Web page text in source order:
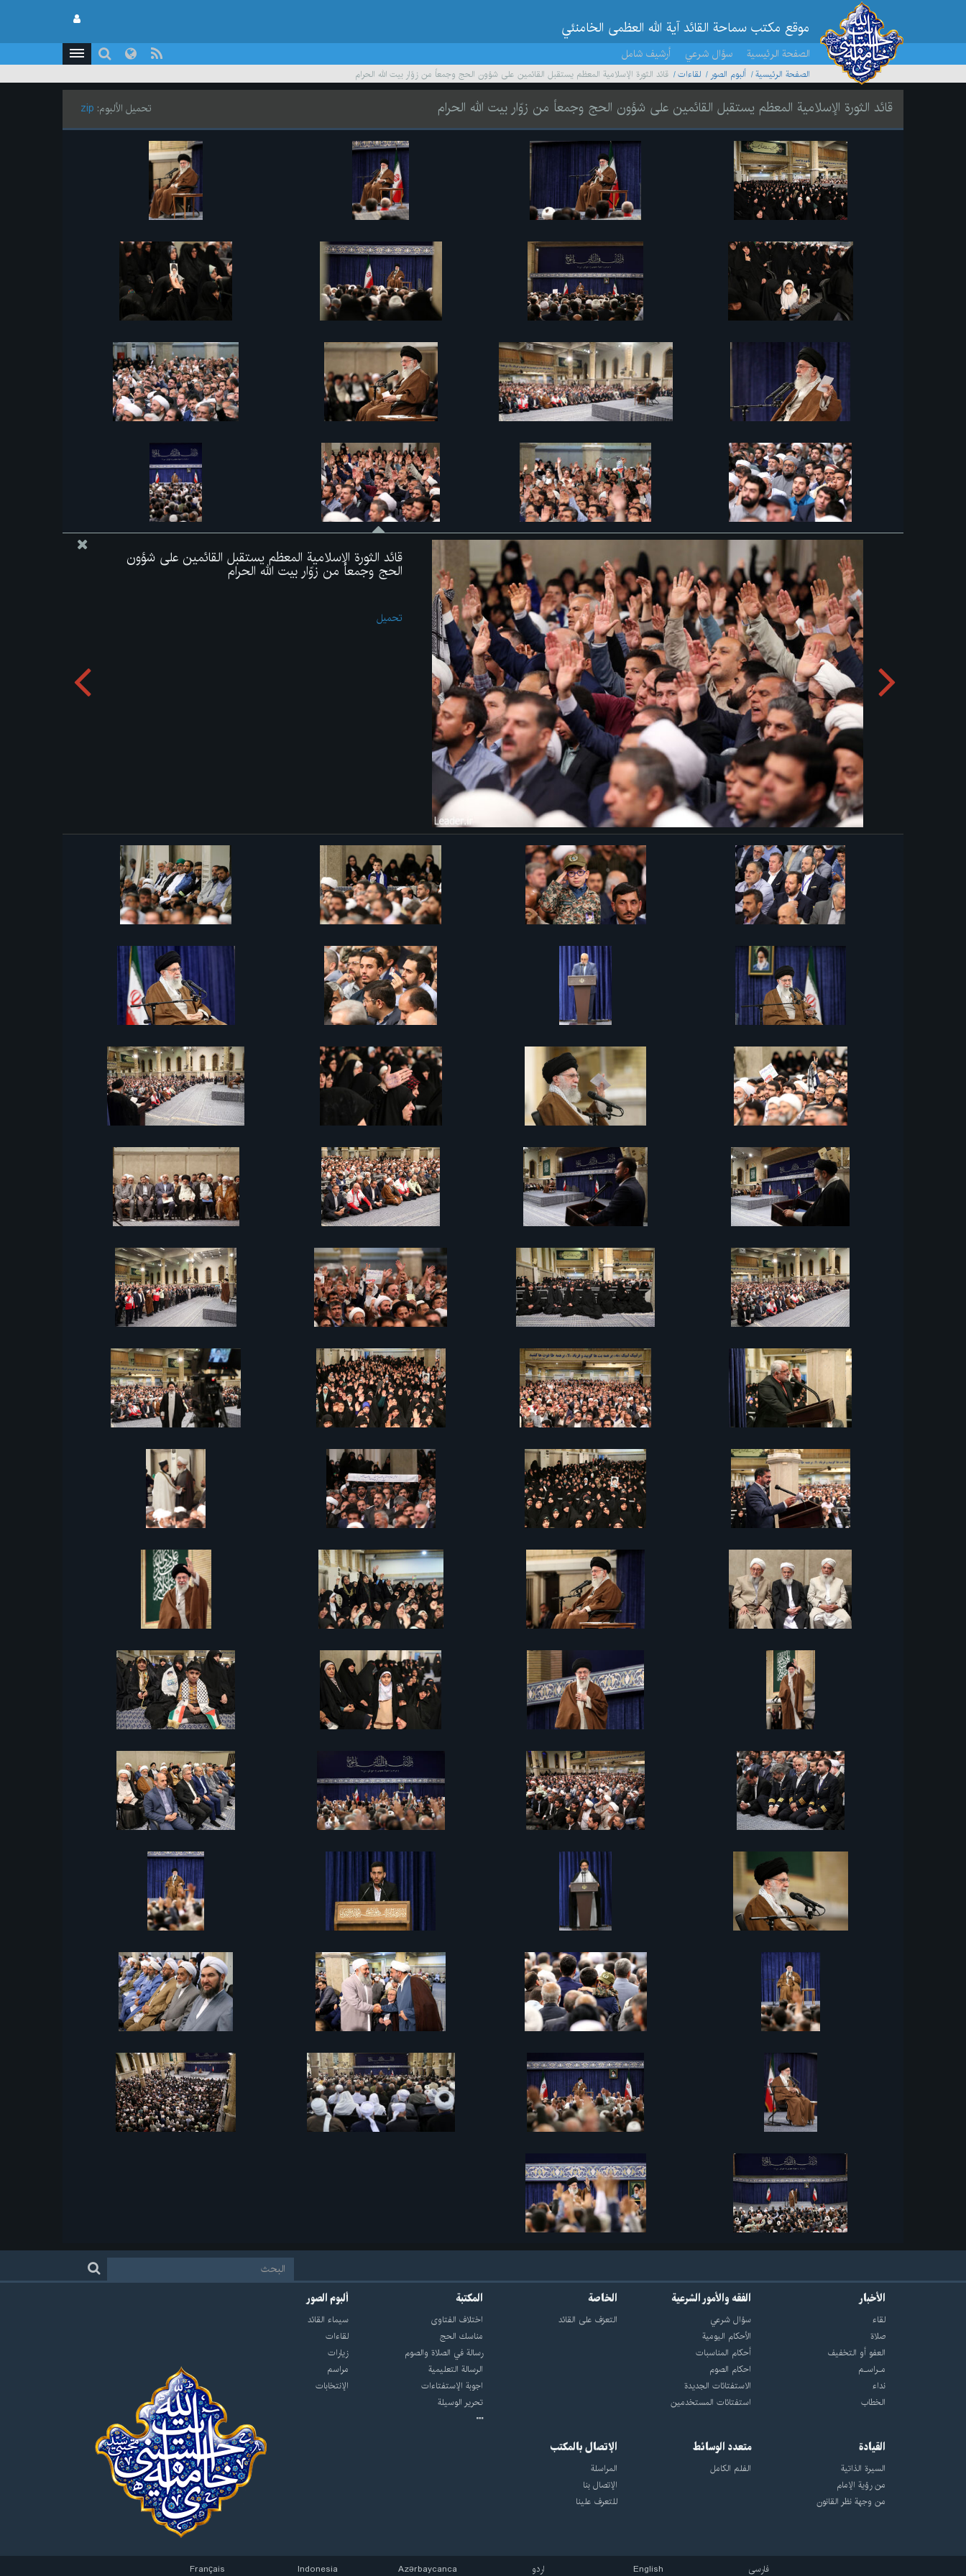
موقع مکتب سماحة القائد آية الله العظمى الخامنئي
الصفحة الرئيسية سؤال شرعي أرشيف شامل
الصفحة الرئيسية ألبوم الصور لقاءات قائد الثورة الإسلامية المعظم يستقبل القائمين على شؤون الحج وجمعاً من زوّار بيت الله الحرام
قائد الثورة الإسلامية المعظم يستقبل القائمين على شؤون الحج وجمعاً من زوّار بيت الله الحرام تحميل الألبوم: zip
قائد الثورة الإسلامية المعظم يستقبل القائمين على شؤون
الحج وجمعاً من زوّار بيت الله الحرام
تحميل
الأخبار
لقاء
صلاة
العفو أو التخفيف
مـراسـم
نداء
الخطاب
الفقه والأمور الشرعية
سؤال شرعي
الأحکام الیومیة
أحکام المناسبات
احکام الصوم
الاستفتائات الجدیدة
استفتائات المستخدمین
الخاصة
التعرّف على القائد
المكتبة
اختلاف الفتاوى
مناسك الحج
رسالة في الصلاة والصوم
الرسالة التعليمية
اجوبة الإستفتاءات
تحرير الوسيلة
ألبوم الصور
سيماء القائد
لقاءات
زيارات
مراسم
الإنتخابات
القيادة
السيرة الذاتية
من رؤية الإمام
من وجهة نظر القانون
متعدد الوسائط
الفلم الكامل
الإتصال بالمكتب
المراسلة
الإتصال بنا
للتعرف علينا
فارسی English اردو Azərbaycanca
Indonesia
Français